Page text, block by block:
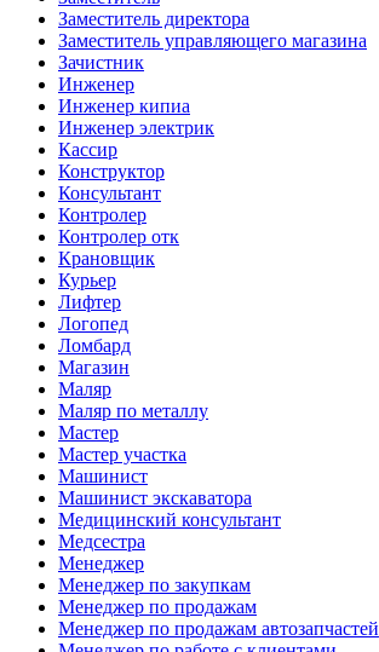
Заместитель директора
Заместитель управляющего магазина
Зачистник
Инженер
Инженер кипиа
Инженер электрик
Кассир
Конструктор
Консультант
Контролер
Контролер отк
Крановщик
Курьер
Лифтер
Логопед
Ломбард
Магазин
Маляр
Маляр по металлу
Мастер
Мастер участка
Машинист
Машинист экскаватора
Медицинский консультант
Медсестра
Менеджер
Менеджер по закупкам
Менеджер по продажам
Менеджер по продажам автозапчастей